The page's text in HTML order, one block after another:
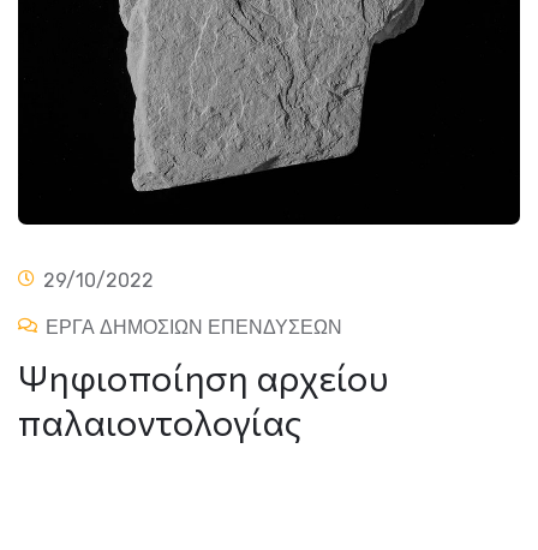
29/10/2022
ΕΡΓΑ ΔΗΜΟΣΙΩΝ ΕΠΕΝΔΥΣΕΩΝ
Ψηφιοποίηση αρχείου
παλαιοντολογίας